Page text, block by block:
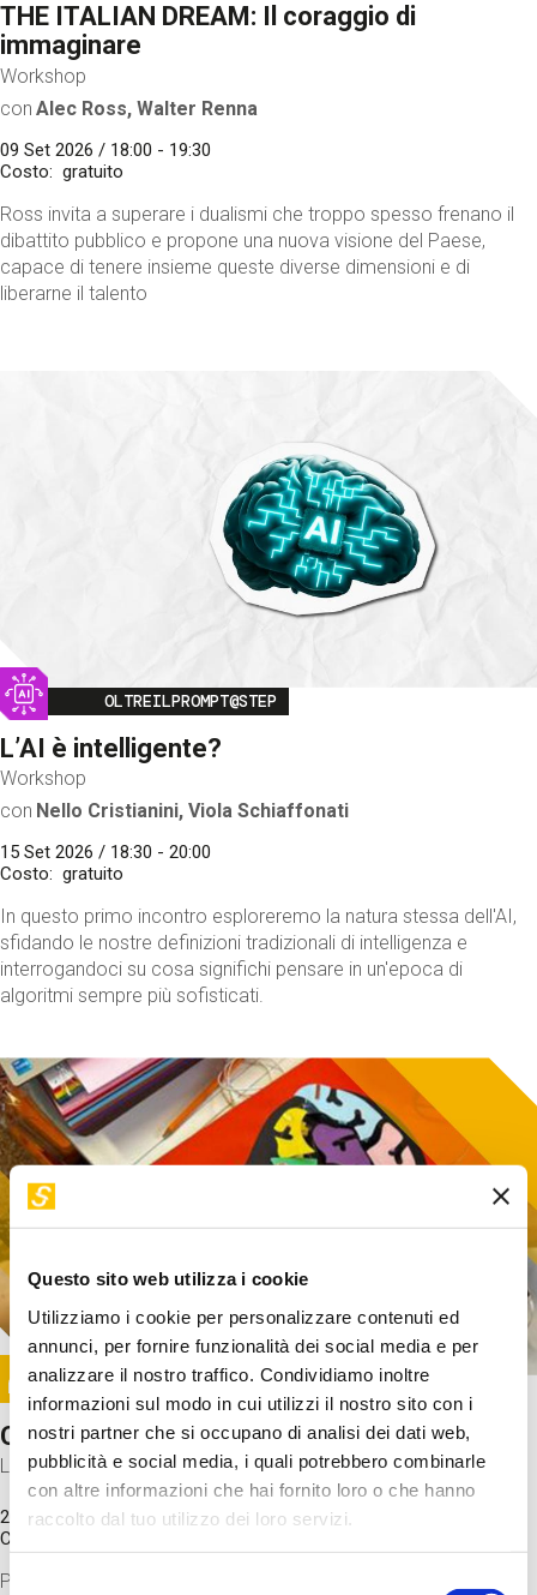
Questo sito web utilizza i cookie
Utilizziamo i cookie per personalizzare contenuti ed
annunci, per fornire funzionalità dei social media e per
analizzare il nostro traffico. Condividiamo inoltre
informazioni sul modo in cui utilizzi il nostro sito con i
nostri partner che si occupano di analisi dei dati web,
pubblicità e social media, i quali potrebbero combinarle
con altre informazioni che hai fornito loro o che hanno
raccolto dal tuo utilizzo dei loro servizi.
Selezione
THE ITALIAN DREAM: Il coraggio di
immaginare
Workshop
con Alec Ross, Walter Renna
09 Set 2026 / 18:00 - 19:30
Costo
gratuito
Ross invita a superare i dualismi che troppo spesso frenano il
dibattito pubblico e propone una nuova visione del Paese,
capace di tenere insieme queste diverse dimensioni e di
liberarne il talento
Image
OLTREILPROMPT@STEP
L’AI è intelligente?
Workshop
con Nello Cristianini, Viola Schiaffonati
15 Set 2026 / 18:30 - 20:00
Costo
gratuito
In questo primo incontro esploreremo la natura stessa dell'AI,
sfidando le nostre definizioni tradizionali di intelligenza e
interrogandoci su cosa significhi pensare in un'epoca di
algoritmi sempre più sofisticati.
Image
SUNDAY@STEP
Come funziona il cervello?
Laboratorio
20 Set 2026 / 11:15 - 13:00
Costo
Proveremo a costruire un cervello in cartoncino cercando di